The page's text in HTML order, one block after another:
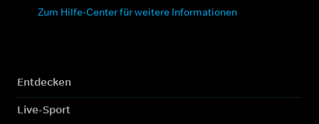
Zum Hilfe-Center für weitere Informationen
Entdecken
Live-Sport